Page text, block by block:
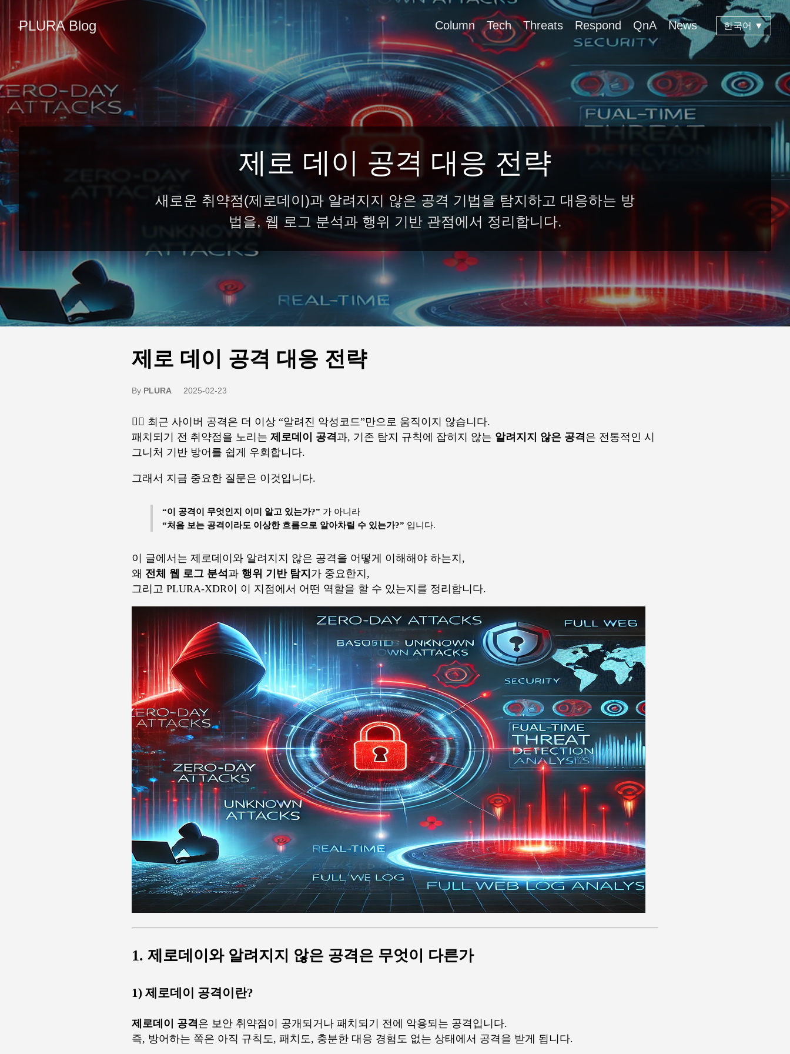
PLURA Blog Column Tech Threats Respond QnA News 한국어 ▼
제로 데이 공격 대응 전략
새로운 취약점(제로데이)과 알려지지 않은 공격 기법을 탐지하고 대응하는 방
법을, 웹 로그 분석과 행위 기반 관점에서 정리합니다.
제로 데이 공격 대응 전략
By PLURA 2025-02-23
🕵️‍♂️ 최근 사이버 공격은 더 이상 “알려진 악성코드”만으로 움직이지 않습니다.
패치되기 전 취약점을 노리는 제로데이 공격과, 기존 탐지 규칙에 잡히지 않는 알려지지 않은 공격은 전통적인 시
그니처 기반 방어를 쉽게 우회합니다.
그래서 지금 중요한 질문은 이것입니다.
“이 공격이 무엇인지 이미 알고 있는가?” 가 아니라
“처음 보는 공격이라도 이상한 흐름으로 알아차릴 수 있는가?” 입니다.
이 글에서는 제로데이와 알려지지 않은 공격을 어떻게 이해해야 하는지,
왜 전체 웹 로그 분석과 행위 기반 탐지 가 중요한지,
그리고 PLURA-XDR이 이 지점에서 어떤 역할을 할 수 있는지를 정리합니다.
1. 제로데이와 알려지지 않은 공격은 무엇이 다른가
1) 제로데이 공격이란?
제로데이 공격은 보안 취약점이 공개되거나 패치되기 전에 악용되는 공격입니다.
즉, 방어하는 쪽은 아직 규칙도, 패치도, 충분한 대응 경험도 없는 상태에서 공격을 받게 됩니다.